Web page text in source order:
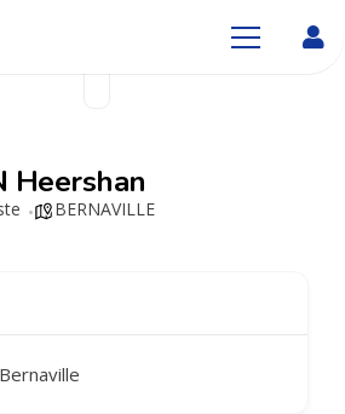
Heershan
BERNAVILLE